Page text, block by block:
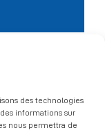
des technologies
informations sur
nous permettra de